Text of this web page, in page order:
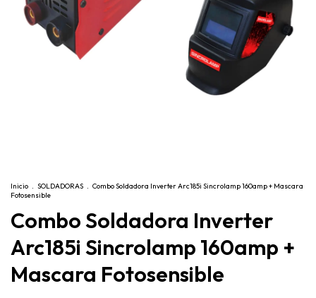
Inicio . SOLDADORAS . Combo Soldadora Inverter Arc185i Sincrolamp 160amp + Mascara
Fotosensible
Combo Soldadora Inverter
Arc185i Sincrolamp 160amp +
Mascara Fotosensible